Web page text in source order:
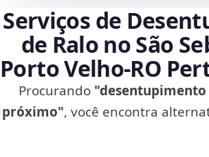
Serviços de
de Ralo no São
Porto Velho‑RO
Procurando
próximo", você encontra